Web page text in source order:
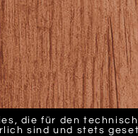
die für den
sind und stets